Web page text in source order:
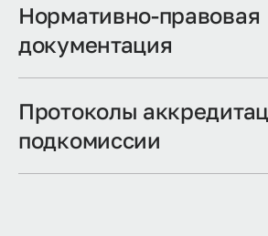
Нормативно-правовая
документация
Протоколы
подкомиссии